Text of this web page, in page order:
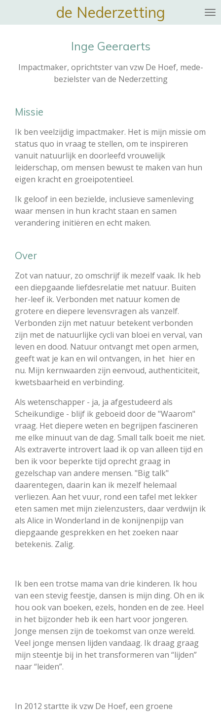
de Nederzetting
Inge Geeraerts
Impactmaker, oprichtster van vzw De Hoef, mede-
bezielster van de Nederzetting
Missie
Ik ben veelzijdig impactmaker. Het is mijn missie om
status quo in vraag te stellen, om te inspireren
vanuit natuurlijk en doorleefd vrouwelijk
leiderschap, om mensen bewust te maken van hun
eigen kracht en groeipotentieel.
Ik geloof in een bezielde, inclusieve samenleving
waar mensen in hun kracht staan en samen
verandering initiëren en echt maken.
Over
Zot van natuur, zo omschrijf ik mezelf vaak. Ik heb
een diepgaande liefdesrelatie met natuur. Buiten
her-leef ik. Verbonden met natuur komen de
grotere en diepere levensvragen als vanzelf.
Verbonden zijn met natuur betekent verbonden
zijn met de natuurlijke cycli van bloei en verval, van
leven en dood. Natuur ontvangt met open armen,
geeft wat je kan en wil ontvangen, in het hier en
nu. Mijn kernwaarden zijn eenvoud, authenticiteit,
kwetsbaarheid en verbinding.
Als wetenschapper - ja, ja afgestudeerd als
Scheikundige - blijf ik geboeid door de "Waarom"
vraag. Het diepere weten en begrijpen fascineren
me elke minuut van de dag. Small talk boeit me niet.
Als extraverte introvert laad ik op van alleen tijd en
ben ik voor beperkte tijd oprecht graag in
gezelschap van andere mensen. "Big talk"
daarentegen, daarin kan ik mezelf helemaal
verliezen. Aan het vuur, rond een tafel met lekker
eten samen met mijn zielenzusters, daar verdwijn ik
als Alice in Wonderland in de konijnenpijp van
diepgaande gesprekken en het zoeken naar
betekenis. Zalig.
Ik ben een trotse mama van drie kinderen. Ik hou
van een stevig feestje, dansen is mijn ding. Oh en ik
hou ook van boeken, ezels, honden en de zee. Heel
in het bijzonder heb ik een hart voor jongeren.
Jonge mensen zijn de toekomst van onze wereld.
Veel jonge mensen lijden vandaag. Ik draag graag
mijn steentje bij in het transformeren van “lijden”
naar “leiden”.
In 2012 startte ik vzw De Hoef, een groene